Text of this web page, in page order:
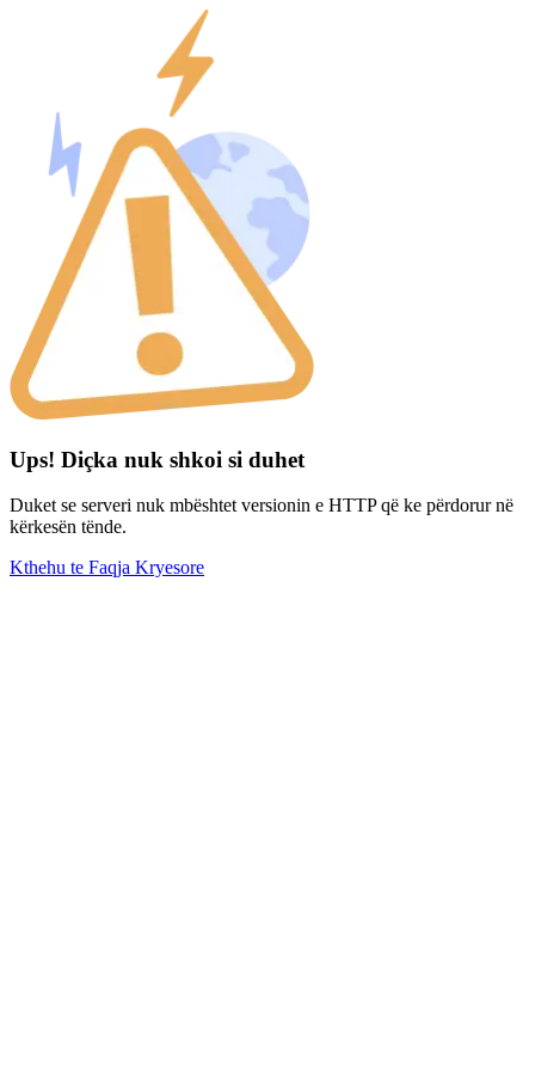
Ups! Diçka nuk shkoi si duhet
Duket se serveri nuk mbështet versionin e HTTP që ke përdorur në
kërkesën tënde.
Kthehu te Faqja Kryesore